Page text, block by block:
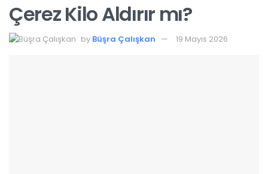
Çerez Kilo Aldırır mı?
by Büşra Çalışkan 19 Mayıs 2026